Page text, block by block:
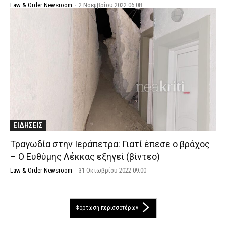
Law & Order Newsroom - 2 Νοεμβρίου 2022 06:08
ΕΙΔΗΣΕΙΣ
Τραγωδία στην Ιεράπετρα: Γιατί έπεσε ο βράχος
– Ο Ευθύμης Λέκκας εξηγεί (βίντεο)
Law & Order Newsroom - 31 Οκτωβρίου 2022 09:00
Φόρτωση περισσοτέρων